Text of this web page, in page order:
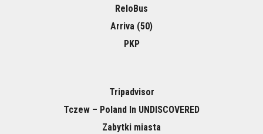
ReloBus
Arriva (50)
PKP
Tripadvisor
Tczew – Poland In UNDISCOVERED
Zabytki miasta